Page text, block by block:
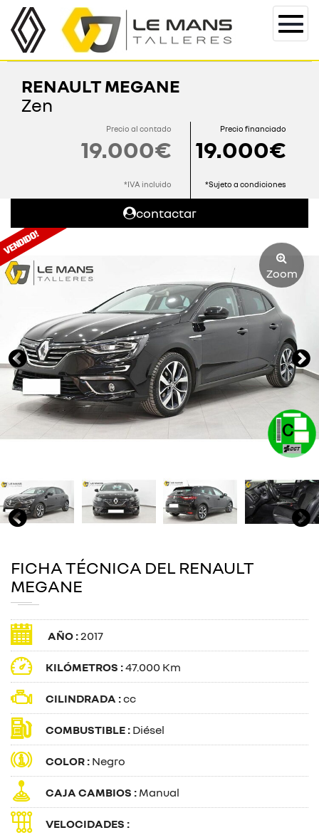
RENAULT MEGANE
Zen
Precio al contado
19.000€
*IVA incluido
Precio financiado
19.000€
*Sujeto a condiciones
contactar
Zoom
FICHA TÉCNICA DEL RENAULT
MEGANE
AÑO :2017
KILÓMETROS :47.000 Km
CILINDRADA :cc
COMBUSTIBLE : Diésel
COLOR : Negro
CAJA CAMBIOS : Manual
VELOCIDADES :